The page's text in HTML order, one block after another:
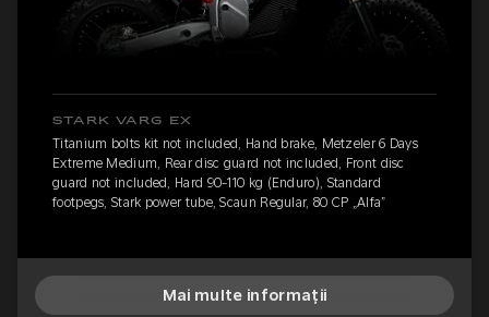
STARK VARG EX
Titanium bolts kit not included, Hand brake, Metzeler 6 Days
Extreme Medium, Rear disc guard not included, Front disc
guard not included, Hard 90-110 kg (Enduro), Standard
footpegs, Stark power tube, Scaun Regular, 80 CP „Alfa”
Mai multe informații